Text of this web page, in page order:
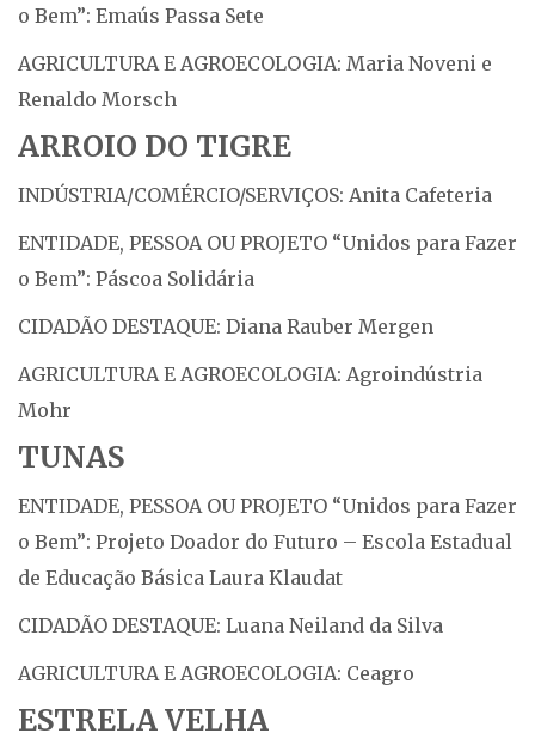
o Bem”: Emaús Passa Sete
AGRICULTURA E AGROECOLOGIA: Maria Noveni e
Renaldo Morsch
ARROIO DO TIGRE
INDÚSTRIA/COMÉRCIO/SERVIÇOS: Anita Cafeteria
ENTIDADE, PESSOA OU PROJETO “Unidos para Fazer
o Bem”: Páscoa Solidária
CIDADÃO DESTAQUE: Diana Rauber Mergen
AGRICULTURA E AGROECOLOGIA: Agroindústria
Mohr
TUNAS
ENTIDADE, PESSOA OU PROJETO “Unidos para Fazer
o Bem”: Projeto Doador do Futuro – Escola Estadual
de Educação Básica Laura Klaudat
CIDADÃO DESTAQUE: Luana Neiland da Silva
AGRICULTURA E AGROECOLOGIA: Ceagro
ESTRELA VELHA